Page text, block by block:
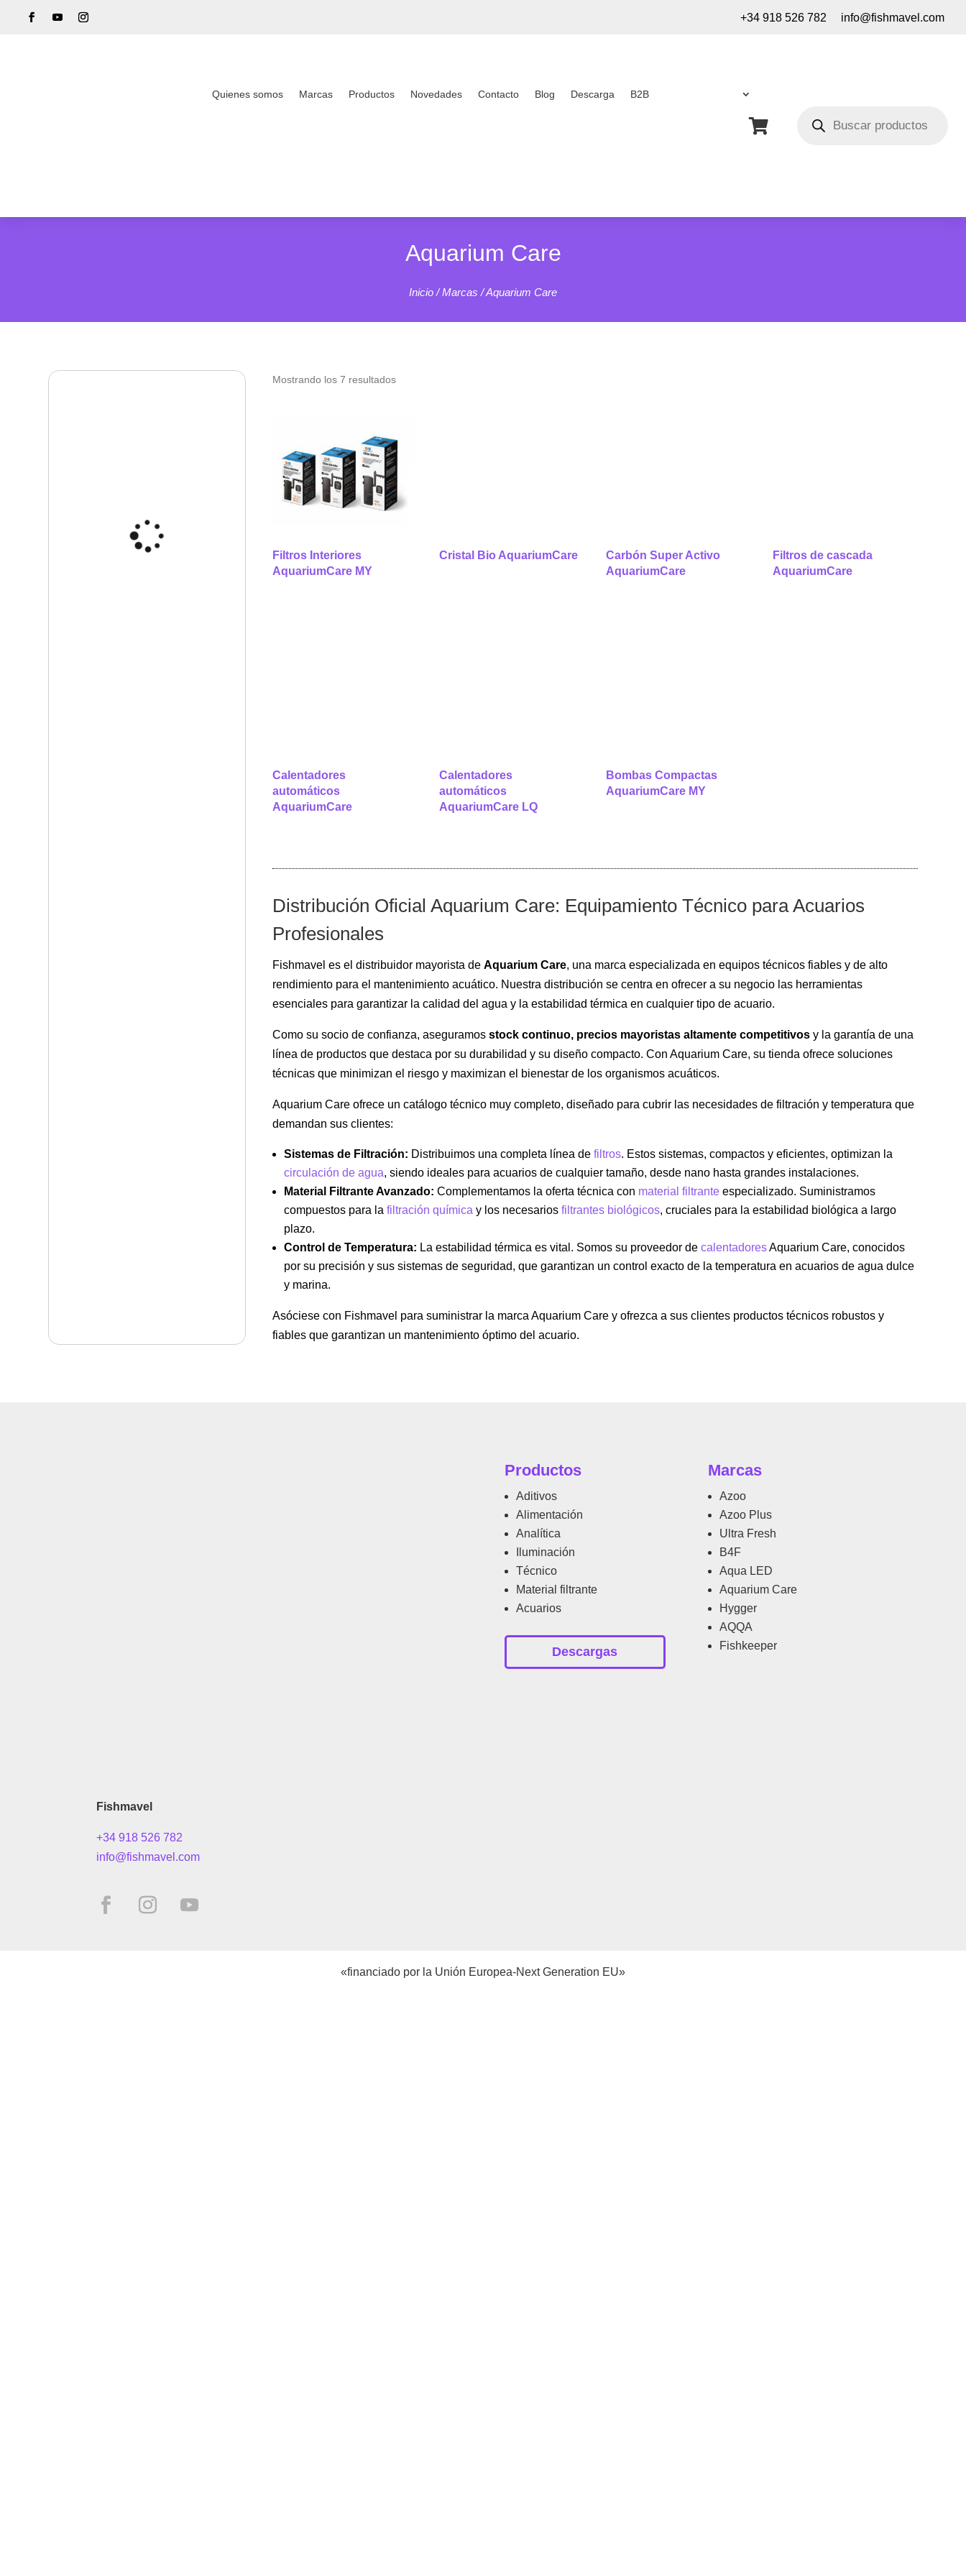
+34 918 526 782 info@fishmavel.com
Quienes somos Marcas Productos Novedades Contacto Blog Descarga B2B

productos
Aquarium Care
Inicio/Marcas / Aquarium Care
Mostrando los 7 resultados
Filtros Interiores
AquariumCare MY
Cristal Bio AquariumCare
Carbón Super Activo
AquariumCare
Filtros de cascada
AquariumCare
Calentadores
automáticos
AquariumCare
Calentadores
automáticos
AquariumCare LQ
Bombas Compactas
AquariumCare MY
Distribución Oficial Aquarium Care: Equipamiento Técnico para Acuarios
Profesionales
Fishmavel es el distribuidor mayorista de Aquarium Care, una marca especializada en equipos técnicos fiables y de alto
rendimiento para el mantenimiento acuático. Nuestra distribución se centra en ofrecer a su negocio las herramientas
esenciales para garantizar la calidad del agua y la estabilidad térmica en cualquier tipo de acuario.
Como su socio de confianza, aseguramos stock continuo, precios mayoristas altamente competitivosy la garantía de una
línea de productos que destaca por su durabilidad y su diseño compacto. Con Aquarium Care, su tienda ofrece soluciones
técnicas que minimizan el riesgo y maximizan el bienestar de los organismos acuáticos.
Aquarium Care ofrece un catálogo técnico muy completo, diseñado para cubrir las necesidades de filtración y temperatura que
demandan sus clientes:
Sistemas de Filtración: Distribuimos una completa línea de filtros. Estos sistemas, compactos y eficientes, optimizan la
circulación de agua, siendo ideales para acuarios de cualquier tamaño, desde nano hasta grandes instalaciones.
Material Filtrante Avanzado: Complementamos la oferta técnica con material filtranteespecializado. Suministramos
compuestos para la filtración química y los necesarios filtrantes biológicos, cruciales para la estabilidad biológica a largo
plazo.
Control de Temperatura: La estabilidad térmica es vital. Somos su proveedor de calentadoresAquarium Care, conocidos
por su precisión y sus sistemas de seguridad, que garantizan un control exacto de la temperatura en acuarios de agua dulce
y marina.
Asóciese con Fishmavel para suministrar la marca Aquarium Care y ofrezca a sus clientes productos técnicos robustos y
fiables que garantizan un mantenimiento óptimo del acuario.
Fishmavel
+34 918 526 782
info@fishmavel.com
Productos
Aditivos
Alimentación
Analítica
Iluminación
Técnico
Material filtrante
Acuarios
Descargas
Marcas
Azoo
Azoo Plus
Ultra Fresh
B4F
Aqua LED
Aquarium Care
Hygger
AQQA
Fishkeeper
«financiado por la Unión Europea-Next Generation EU»